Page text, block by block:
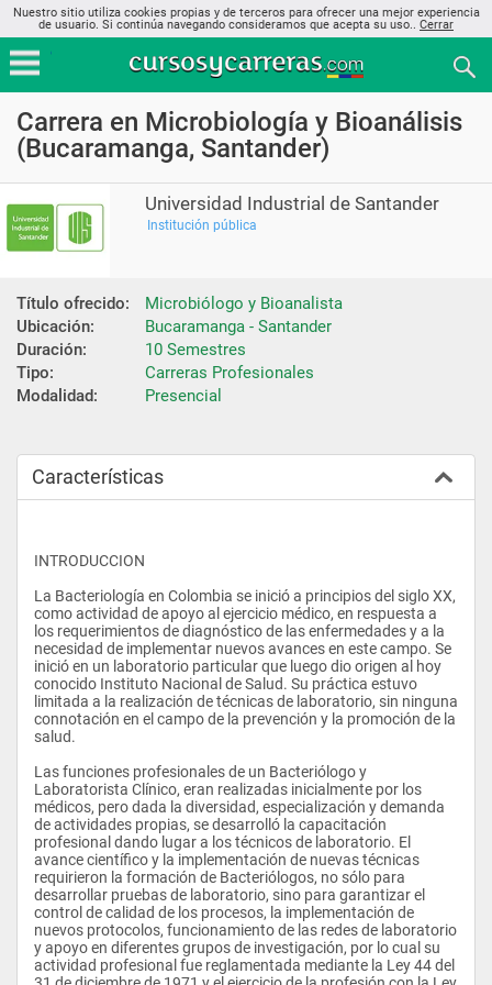
Nuestro sitio utiliza cookies propias y de terceros para ofrecer una mejor experiencia
de usuario. Si continúa navegando consideramos que acepta su uso.. Cerrar
Carrera en Microbiología y Bioanálisis
(Bucaramanga, Santander)
Universidad Industrial de Santander
Institución pública
Título ofrecido:
Microbiólogo y Bioanalista
Ubicación:
Bucaramanga - Santander
Duración:
10 Semestres
Tipo:
Carreras Profesionales
Modalidad:
Presencial
Características
INTRODUCCION
La Bacteriología en Colombia se inició a principios del siglo XX,
como actividad de apoyo al ejercicio médico, en respuesta a
los requerimientos de diagnóstico de las enfermedades y a la
necesidad de implementar nuevos avances en este campo. Se
inició en un laboratorio particular que luego dio origen al hoy
conocido Instituto Nacional de Salud. Su práctica estuvo
limitada a la realización de técnicas de laboratorio, sin ninguna
connotación en el campo de la prevención y la promoción de la
salud.
Las funciones profesionales de un Bacteriólogo y
Laboratorista Clínico, eran realizadas inicialmente por los
médicos, pero dada la diversidad, especialización y demanda
de actividades propias, se desarrolló la capacitación
profesional dando lugar a los técnicos de laboratorio. El
avance científico y la implementación de nuevas técnicas
requirieron la formación de Bacteriólogos, no sólo para
desarrollar pruebas de laboratorio, sino para garantizar el
control de calidad de los procesos, la implementación de
nuevos protocolos, funcionamiento de las redes de laboratorio
y apoyo en diferentes grupos de investigación, por lo cual su
actividad profesional fue reglamentada mediante la Ley 44 del